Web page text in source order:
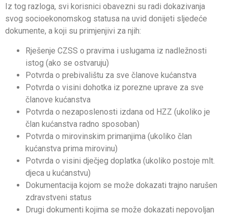
Iz tog razloga, svi korisnici obavezni su radi dokazivanja
svog socioekonomskog statusa na uvid donijeti sljedeće
dokumente, a koji su primjenjivi za njih:
Rješenje CZSS o pravima i uslugama iz nadležnosti
istog (ako se ostvaruju)
Potvrda o prebivalištu za sve članove kućanstva
Potvrda o visini dohotka iz porezne uprave za sve
članove kućanstva
Potvrda o nezaposlenosti izdana od HZZ (ukoliko je
član kućanstva radno sposoban)
Potvrda o mirovinskim primanjima (ukoliko član
kućanstva prima mirovinu)
Potvrda o visini dječjeg doplatka (ukoliko postoje mlt.
djeca u kućanstvu)
Dokumentacija kojom se može dokazati trajno narušen
zdravstveni status
Drugi dokumenti kojima se može dokazati nepovoljan